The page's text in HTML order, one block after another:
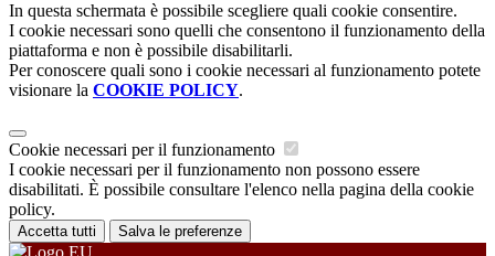
In questa schermata è possibile scegliere quali cookie consentire.
I cookie necessari sono quelli che consentono il funzionamento della
piattaforma e non è possibile disabilitarli.
Per conoscere quali sono i cookie necessari al funzionamento potete
visionare la COOKIE POLICY.
Cookie necessari per il funzionamento
I cookie necessari per il funzionamento non possono essere
disabilitati. È possibile consultare l'elenco nella pagina della cookie
policy.
Accetta tutti Salva le preferenze